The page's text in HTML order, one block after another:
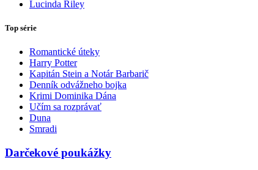
Lucinda Riley
Top série
Romantické úteky
Harry Potter
Kapitán Stein a Notár Barbarič
Denník odvážneho bojka
Krimi Dominika Dána
Učím sa rozprávať
Duna
Smradi
Darčekové poukážky